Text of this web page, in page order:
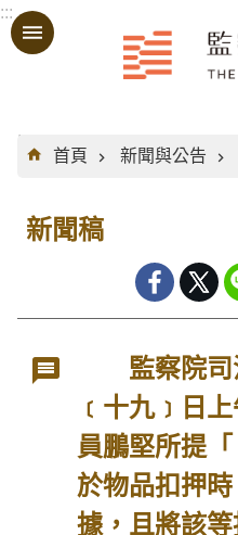
跳到主要內容區塊
:::
:::
首頁
新聞與公告
新聞稿
監察院司
﹝十九﹞日
員鵬堅所提
於物品扣押
據，且將該